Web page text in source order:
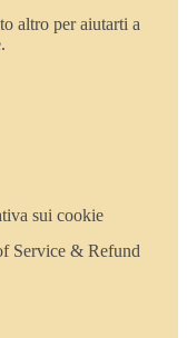
altro per aiutarti a
sui cookie
Service & Refund